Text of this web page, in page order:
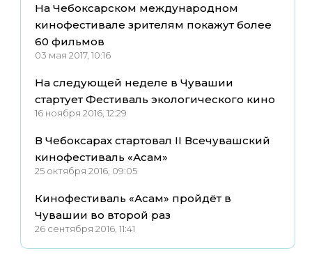
На Чебоксарском международном
кинофестивале зрителям покажут более
60 фильмов
03 мая 2017, 10:16
На следующей неделе в Чувашии
стартует Фестиваль экологического кино
16 ноября 2016, 12:29
В Чебоксарах стартовал II Всечувашский
кинофестиваль «Асам»
25 октября 2016, 09:05
Кинофестиваль «Асам» пройдёт в
Чувашии во второй раз
26 сентября 2016, 11:41